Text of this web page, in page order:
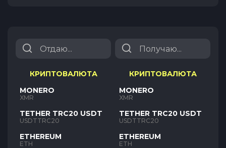
КРИПТОВАЛЮТА
MONERO
XMR
TETHER TRC20 USDT
USDTTRC20
ETHEREUM
ETH
КРИПТОВАЛЮТА
MONERO
XMR
TETHER TRC20 USDT
USDTTRC20
ETHEREUM
ETH